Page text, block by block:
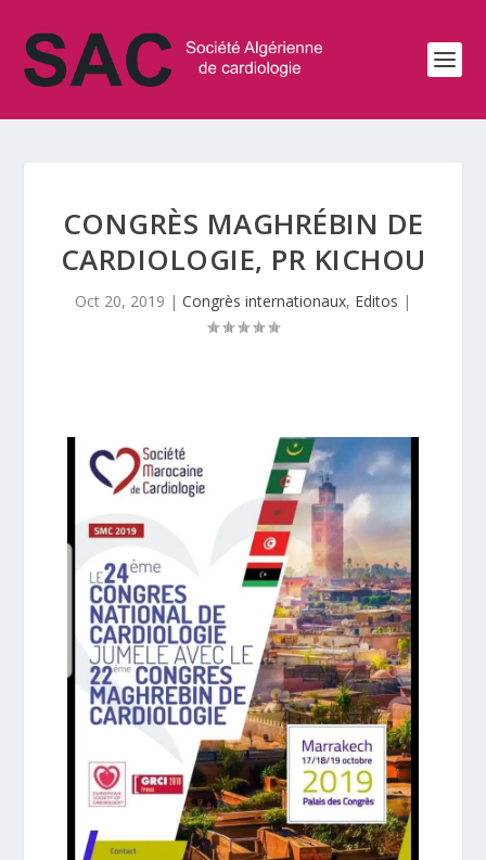
CONGRÈS MAGHRÉBIN DE
CARDIOLOGIE, PR KICHOU
Oct 20, 2019 | Congrès internationaux, Editos |